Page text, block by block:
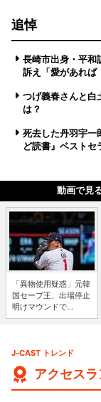
追悼
長崎市出身・平
訴え「愛があれば
つげ義春さんと
は？
死去した丹羽宇
ど読書』ベストセ
動画で見
「異物使用疑惑」元韓
国セーブ王、出場停止
明けマウンドで...
J-CAST トレンド
アクセス